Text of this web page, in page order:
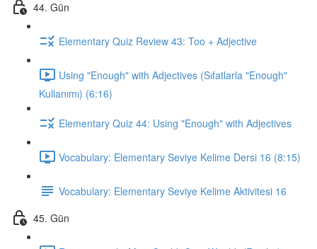
44. Gün
Elementary Quiz Review 43: Too + Adjective
Using "Enough" with Adjectives (Sıfatlarla "Enough"
Kullanımı) (6:16)
Elementary Quiz 44: Using "Enough" with Adjectives
Vocabulary: Elementary Seviye Kelime Dersi 16 (8:15)
Vocabulary: Elementary Seviye Kelime Aktivitesi 16
45. Gün